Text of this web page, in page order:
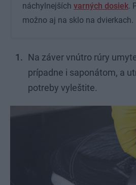
náchylnejších varných dosiek.
možno aj na sklo na dvierkach.
Na záver vnútro rúry
prípadne i saponátom, a
potreby vyleštite.